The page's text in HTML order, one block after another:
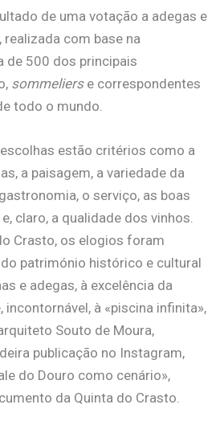
de uma votação a adegas e
realizada com base na
de 500 dos principais
sommelierse correspondentes
todo o mundo.
estão critérios como a
a paisagem, a variedade da
o serviço, as boas
claro, a qualidade dos vinhos.
Crasto, os elogios foram
património histórico e cultural
e adegas, à excelência da
à «piscina infinita»,
Souto de Moura,
publicação no Instagram,
do Douro como cenário»,
da Quinta do Crasto.